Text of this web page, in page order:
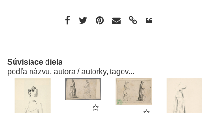
Súvisiace diela
podľa názvu, autora / autorky, tagov...